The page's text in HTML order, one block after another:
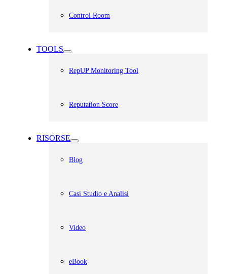
Control Room
TOOLS
RepUP Monitoring Tool
Reputation Score
RISORSE
Blog
Casi Studio e Analisi
Video
eBook